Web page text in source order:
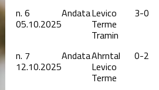
n. 6
05.10.2025
AndataLevico
Terme
Tramin
3-0
n. 7
12.10.2025
AndataAhrntal
Levico
Terme
0-2